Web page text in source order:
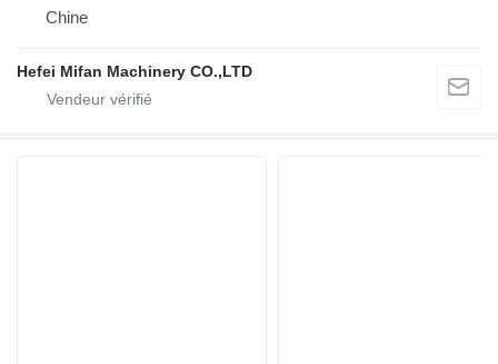
Chine
Hefei Mifan Machinery CO.,LTD